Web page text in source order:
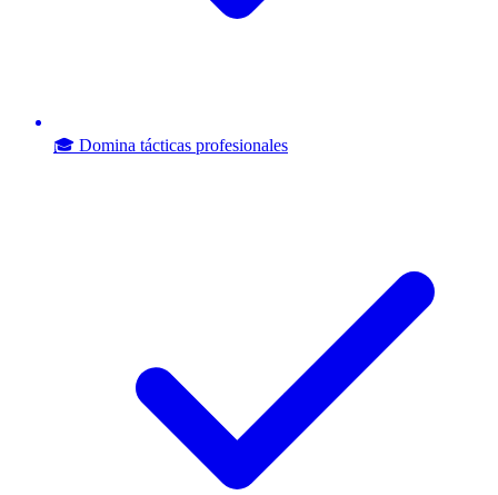
🎓 Domina tácticas profesionales